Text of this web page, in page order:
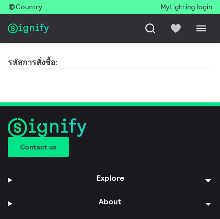
Country MyLighting login
รหัสการสั่งซื้อ:
Contact us
Explore
About